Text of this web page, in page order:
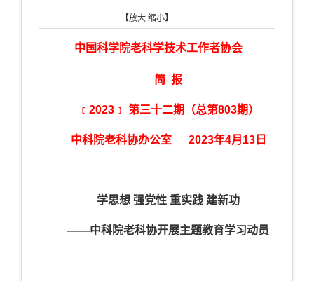
【放大 缩小】
中国科学院老科学技术工作者协会
简 报
﹝2023﹞ 第三十二期（总第803期）
中科院老科协办公室 2023年4月 13日
学思想 强党性 重实践 建新功
——中科院老科协开展主题教育学习动员